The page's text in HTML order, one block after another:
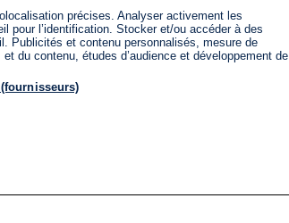
précises. Analyser activement les
pour l’identification. Stocker et/ou accéder à des
Publicités et contenu personnalisés, mesure de
du contenu, études d’audience et développement de